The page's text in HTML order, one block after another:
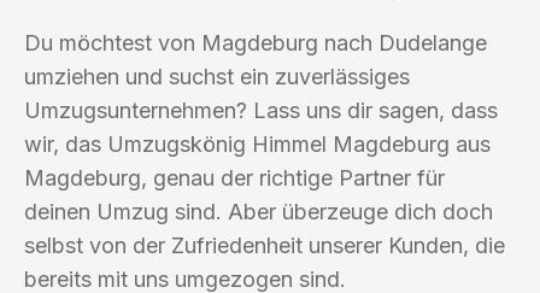
Du möchtest von Magdeburg nach Dudelange
umziehen und suchst ein zuverlässiges
Umzugsunternehmen? Lass uns dir sagen, dass
wir, das Umzugskönig Himmel Magdeburg aus
Magdeburg, genau der richtige Partner für
deinen Umzug sind. Aber überzeuge dich doch
selbst von der Zufriedenheit unserer Kunden, die
bereits mit uns umgezogen sind.